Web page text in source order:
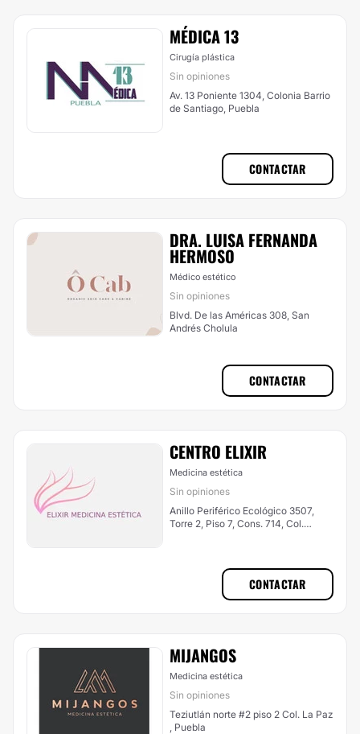
MÉDICA 13
Cirugía plástica
Sin opiniones
Av. 13 Poniente 1304, Colonia Barrio
de Santiago, Puebla
CONTACTAR
DRA. LUISA FERNANDA
HERMOSO
Médico estético
Sin opiniones
Blvd. De las Américas 308, San
Andrés Cholula
CONTACTAR
CENTRO ELIXIR
Medicina estética
Sin opiniones
Anillo Periférico Ecológico 3507,
Torre 2, Piso 7, Cons. 714, Col.
CONTACTAR
MIJANGOS
Medicina estética
Sin opiniones
Teziutlán norte #2 piso 2 Col. La Paz
, Puebla